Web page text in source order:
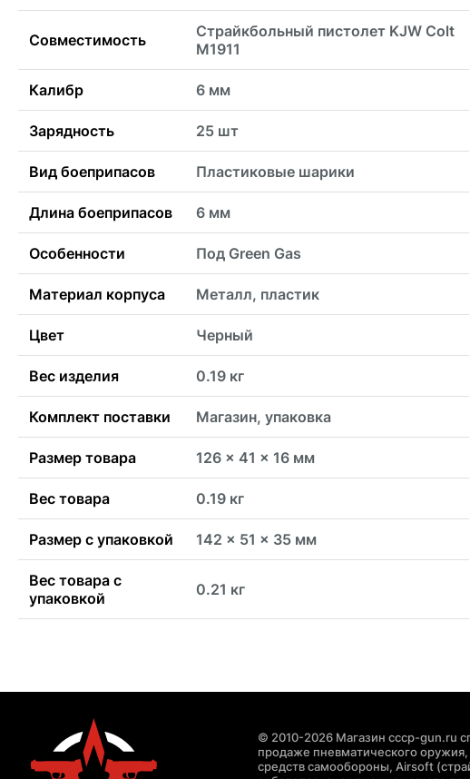
Совместимость
Страйкбольный пистолет KJW Colt
M1911
Калибр 6 мм
Зарядность 25 шт
Вид боеприпасов Пластиковые шарики
Длина боеприпасов 6 мм
Особенности Под Green Gas
Материал корпуса Металл, пластик
Цвет Черный
Вес изделия 0.19 кг
Комплект поставки Магазин, упаковка
Размер товара 126 x 41 x 16 мм
Вес товара 0.19 кг
Размер с упаковкой 142 x 51 x 35 мм
Вес товара с
упаковкой
0.21 кг
© 2010-2026 Магазин cccp-gun.ru
продаже пневматического оружия,
средств самообороны, Airsoft